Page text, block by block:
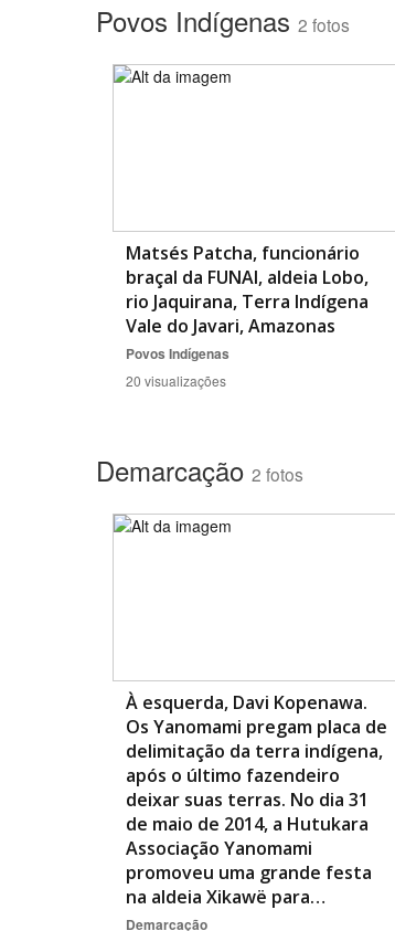
Povos Indígenas 2 fotos
Matsés Patcha, funcionário
braçal da FUNAI, aldeia Lobo,
rio Jaquirana, Terra Indígena
Vale do Javari, Amazonas
Povos Indígenas
20 visualizações
Demarcação 2 fotos
À esquerda, Davi Kopenawa.
Os Yanomami pregam placa de
delimitação da terra indígena,
após o último fazendeiro
deixar suas terras. No dia 31
de maio de 2014, a Hutukara
Associação Yanomami
promoveu uma grande festa
na aldeia Xikawë para…
Demarcação